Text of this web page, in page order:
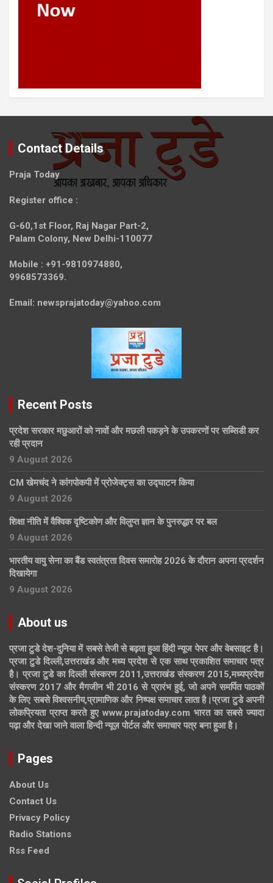
Contact Details
Praja Today
Register office :
G-60,1st Floor, Raj Nagar Part-2,
Palam Colony, New Delhi-110077
Mobile : +91-9810974880,
9968573369.
Email: newsprajatoday@yahoo.com
Recent Posts
प्रदेश सरकार मछुआरों को नावों और मछली पकड़ने के उपकरणों पर सब्सिडी कर
रही प्रदान
9 August 2026
CM खेमचंद ने कांगपोकपी में प्रोजेक्ट्स का उद्घाटन किया
9 August 2026
शिक्षा नीति में वैश्विक दृष्टिकोण और विलुप्त ज्ञान के पुनरुद्धार पर बल
9 August 2026
भारतीय वायु सेना का बैंड स्वतंत्रता दिवस समारोह 2026 के दौरान अपना प्रदर्शन
दिखायेगा
9 August 2026
About us
प्रजा टुडे देश-दुनिया में सबसे तेजी से बढ़ता हुआ हिंदी न्यूज पेपर और वेबसाइट है।
प्रजा टुडे दिल्ली,उत्तराखंड और मध्य प्रदेश से एक साथ प्रकाशित समाचार पत्र
है। प्रजा टुडे का दिल्ली संस्करण 2011,उत्तराखंड संस्करण 2015,मध्यप्रदेश
संस्करण 2017 और मैगजीन भी 2016 से प्रारंभ हुई, जो अपने समर्पित पाठकों
के लिए सबसे विश्वसनीय,प्रामाणिक और निष्पक्ष समाचार लाता है।प्रजा टुडे अपनी
लोकप्रियता प्राप्त करते हुए www.prajatoday.com भारत का सबसे ज्यादा
पढ़ा और देखा जाने वाला हिन्दी न्यूज़ पोर्टल और समाचार पत्र बना हुआ है।
Pages
About Us
Contact Us
Privacy Policy
Radio Stations
Rss Feed